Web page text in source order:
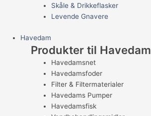
Skåle & Drikkeflasker
Levende Gnavere
Havedam
Produkter til Havedam
Havedamsnet
Havedamsfoder
Filter & Filtermaterialer
Havedams Pumper
Havedamsfisk